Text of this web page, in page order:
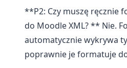
**P2: Czy muszę ręcznie
do Moodle XML? ** Nie.
automatycznie wykrywa
poprawnie je formatuje